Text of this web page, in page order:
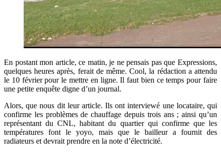
En postant mon article, ce matin, je ne pensais pas que Expressions,
quelques heures après, ferait de même. Cool, la rédaction a attendu
le 10 février pour le mettre en ligne. Il faut bien ce temps pour faire
une petite enquête digne d’un journal.
Alors, que nous dit leur article. Ils ont interviewé une locataire, qui
confirme les problèmes de chauffage depuis trois ans ; ainsi qu’un
représentant du CNL, habitant du quartier qui confirme que les
températures font le yoyo, mais que le bailleur a fournit des
radiateurs et devrait prendre en la note d’électricité.